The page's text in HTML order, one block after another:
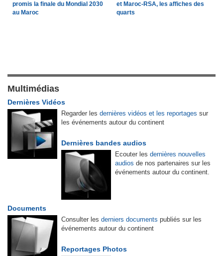
promis la finale du Mondial 2030
au Maroc
et Maroc-RSA, les affiches des
quarts
Multimédias
Dernières Vidéos
Regarder les dernières vidéos et les reportages sur
les événements autour du continent
Dernières bandes audios
Ecouter les dernières nouvelles
audios de nos partenaires sur les
événements autour du continent.
Documents
Consulter les derniers documents publiés sur les
événements autour du continent
Reportages Photos